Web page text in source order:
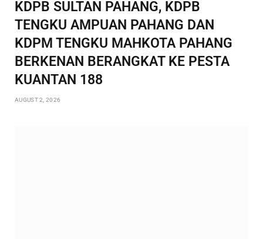
KDPB SULTAN PAHANG, KDPB
TENGKU AMPUAN PAHANG DAN
KDPM TENGKU MAHKOTA PAHANG
BERKENAN BERANGKAT KE PESTA
KUANTAN 188
AUGUST 2, 2026